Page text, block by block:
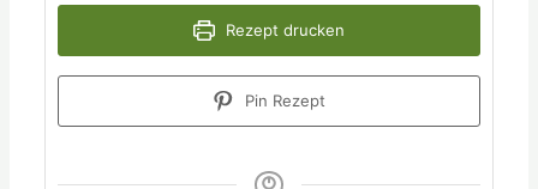
Rezept drucken
Pin Rezept